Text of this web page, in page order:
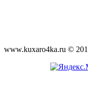
www.kuxaro4ka.ru ©